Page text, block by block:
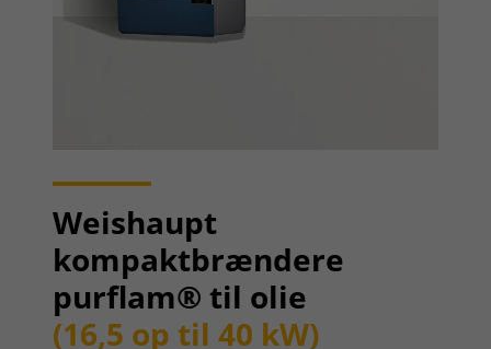
Weishaupt
kompaktbrændere
purflam® til olie
(16,5 op til 40 kW)